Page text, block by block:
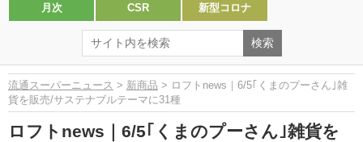
月次 CSR 新型コロナ
流通スーパーニュース > 新商品 > ロフトnews｜6/5｢くまのプーさん｣雑
貨を販売/サステナブルテーマに31種
ロフトnews｜6/5｢くまのプーさん｣雑貨を